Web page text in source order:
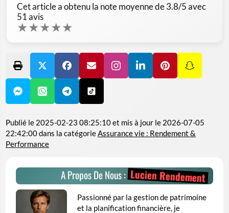
Cet article a obtenu la note moyenne de3.8/5 avec
51avis
★★★★★
Publié le 2025-02-23 08:25:10et mis à jour le 2026-07-05
22:42:00dans la catégorieAssurance vie : Rendement &
Performance
A Propos De Nous :Lucien Rendement
Passionné par la gestion de patrimoine
et la planification financière, je